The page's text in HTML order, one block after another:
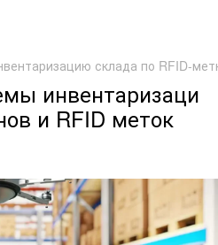
склада по RFID-
инвентаризаци
и RFID меток